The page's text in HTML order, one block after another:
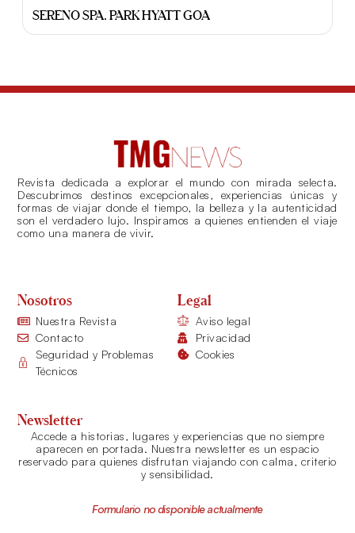
SERENO SPA. PARK HYATT GOA
Revista dedicada a explorar el mundo con mirada selecta.
Descubrimos destinos excepcionales, experiencias únicas y
formas de viajar donde el tiempo, la belleza y la autenticidad
son el verdadero lujo. Inspiramos a quienes entienden el viaje
como una manera de vivir.
Nosotros
Nuestra Revista
Contacto
Seguridad y Problemas
Técnicos
Legal
Aviso legal
Privacidad
Cookies
Newsletter
Accede a historias, lugares y experiencias que no siempre
aparecen en portada. Nuestra newsletter es un espacio
reservado para quienes disfrutan viajando con calma, criterio
y sensibilidad.
Formulario no disponible actualmente